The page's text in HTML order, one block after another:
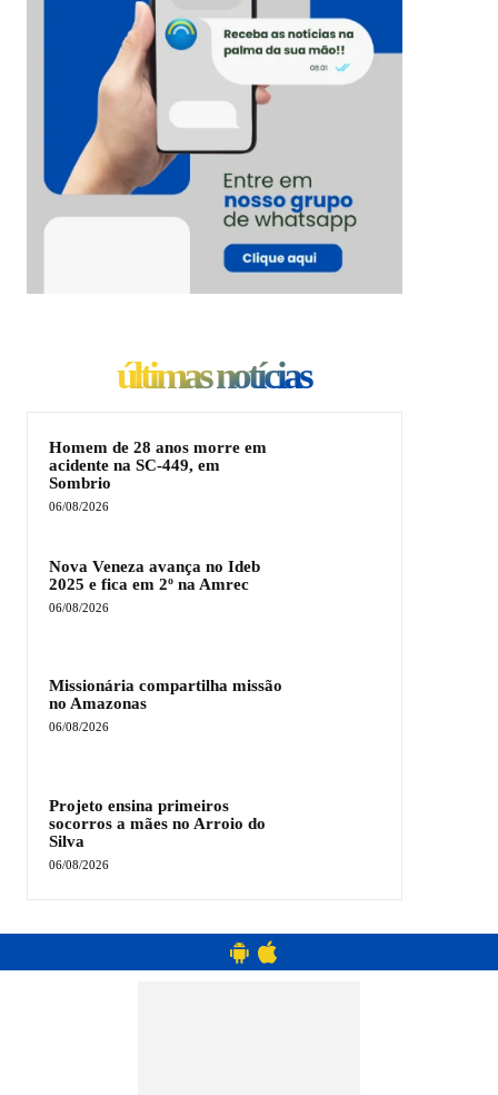
últimas notícias
Homem de 28 anos morre em
acidente na SC-449, em
Sombrio
06/08/2026
Nova Veneza avança no Ideb
2025 e fica em 2º na Amrec
06/08/2026
Missionária compartilha missão
no Amazonas
06/08/2026
Projeto ensina primeiros
socorros a mães no Arroio do
Silva
06/08/2026